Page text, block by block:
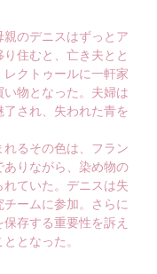
のデニスはずっとア
住むと、亡き夫とと
クトゥールに一軒家
物となった。夫婦は
され、失われた青を
るその色は、フラン
りながら、染め物の
ていた。デニスは失
ームに参加。さらに
存する重要性を訴え
となった。